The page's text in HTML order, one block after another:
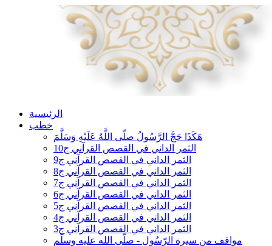
الرئيسية
خطب
هَكَذَا حَجَّ الرَّسُولُ صلّى اللَّهُ عَلَيْهِ وَسَلَّمَ
الثمر الداني في القصص القرآني ج10
الثمر الداني في القصص القرآني ج9
الثمر الداني في القصص القرآني ج8
الثمر الداني في القصص القرآني ج7
الثمر الداني في القصص القرآني ج6
الثمر الداني في القصص القرآني ج5
الثمر الداني في القصص القرآني ج4
الثمر الداني في القصص القرآني ج3
مواقف من سيرة الرّسُول - صلّى الله عليه وسلّم